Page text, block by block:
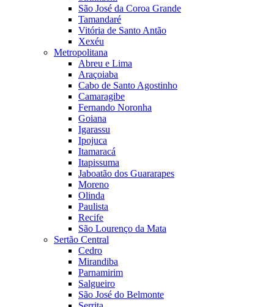
São José da Coroa Grande
Tamandaré
Vitória de Santo Antão
Xexéu
Metropolitana
Abreu e Lima
Araçoiaba
Cabo de Santo Agostinho
Camaragibe
Fernando Noronha
Goiana
Igarassu
Ipojuca
Itamaracá
Itapissuma
Jaboatão dos Guararapes
Moreno
Olinda
Paulista
Recife
São Lourenço da Mata
Sertão Central
Cedro
Mirandiba
Parnamirim
Salgueiro
São José do Belmonte